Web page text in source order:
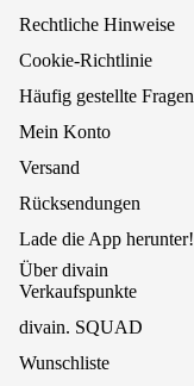
Rechtliche Hinweise
Cookie-Richtlinie
Häufig gestellte Fragen
Mein Konto
Versand
Rücksendungen
Lade die App herunter!
Über divain
Verkaufspunkte
divain. SQUAD
Wunschliste